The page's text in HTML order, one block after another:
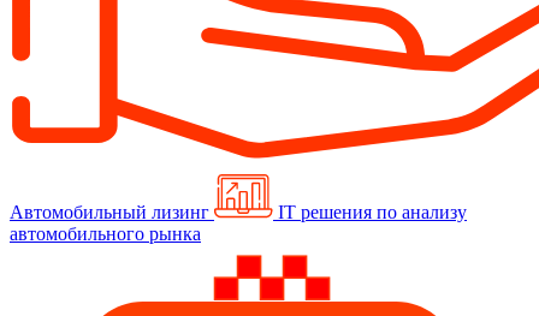
Автомобильный лизинг
IT решения по анализу
автомобильного рынка